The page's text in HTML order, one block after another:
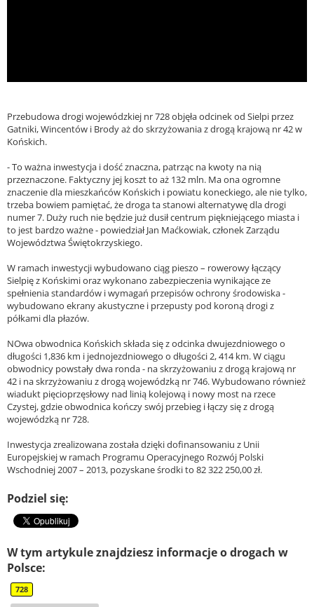
Przebudowa drogi wojewódzkiej nr 728 objęła odcinek od Sielpi przez
Gatniki, Wincentów i Brody aż do skrzyżowania z drogą krajową nr 42 w
Końskich.
- To ważna inwestycja i dość znaczna, patrząc na kwoty na nią
przeznaczone. Faktyczny jej koszt to aż 132 mln. Ma ona ogromne
znaczenie dla mieszkańców Końskich i powiatu koneckiego, ale nie tylko,
trzeba bowiem pamiętać, że droga ta stanowi alternatywę dla drogi
numer 7. Duży ruch nie będzie już dusił centrum piękniejącego miasta i
to jest bardzo ważne - powiedział Jan Maćkowiak, członek Zarządu
Województwa Świętokrzyskiego.
W ramach inwestycji wybudowano ciąg pieszo – rowerowy łączący
Sielpię z Końskimi oraz wykonano zabezpieczenia wynikające ze
spełnienia standardów i wymagań przepisów ochrony środowiska -
wybudowano ekrany akustyczne i przepusty pod koroną drogi z
półkami dla płazów.
NOwa obwodnica Końskich składa się z odcinka dwujezdniowego o
długości 1,836 km i jednojezdniowego o długości 2, 414 km. W ciągu
obwodnicy powstały dwa ronda - na skrzyżowaniu z drogą krajową nr
42 i na skrzyżowaniu z drogą wojewódzką nr 746. Wybudowano również
wiadukt pięcioprzęsłowy nad linią kolejową i nowy most na rzece
Czystej, gdzie obwodnica kończy swój przebieg i łączy się z drogą
wojewódzką nr 728.
Inwestycja zrealizowana została dzięki dofinansowaniu z Unii
Europejskiej w ramach Programu Operacyjnego Rozwój Polski
Wschodniej 2007 – 2013, pozyskane środki to 82 322 250,00 zł.
Podziel się:
W tym artykule znajdziesz informacje o drogach w
Polsce:
728